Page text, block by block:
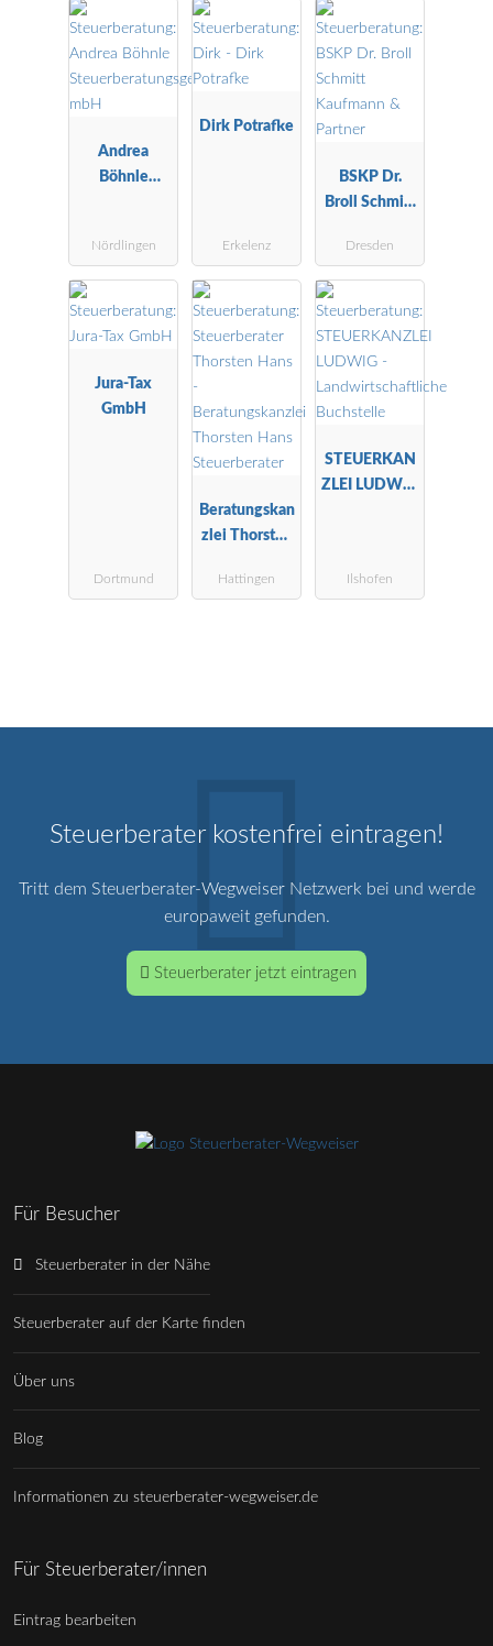
Andrea
Böhnle
ft mbH
Nördlingen
Dirk Potrafke
Erkelenz
BSKP Dr.
Broll Schmitt
Partner
Dresden
Jura-Tax
GmbH
Dortmund
Beratungskan
zlei Thorsten
Steuerberater
Hattingen
STEUERKAN
ZLEI LUDWIG
Buchstelle
Ilshofen
Steuerberater kostenfrei eintragen!
Tritt dem Steuerberater-Wegweiser Netzwerk bei und werde
europaweit gefunden.
Steuerberater jetzt eintragen
Für Besucher
Steuerberater in der Nähe
Steuerberater auf der Karte finden
Über uns
Blog
Informationen zu steuerberater-wegweiser.de
Für Steuerberater/innen
Eintrag bearbeiten